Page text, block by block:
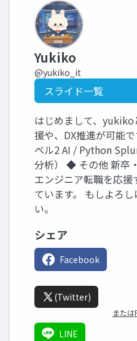
Yukiko
@yukiko_it
スライド一覧
はじめまして、
援や、DX推進が可能
ベル2 AI / Python
分析） ◆ その他 新卒
エンジニア転職を応
ています。 もしよろ
い。
シェア
Facebook
(Twitter)
また
LINE